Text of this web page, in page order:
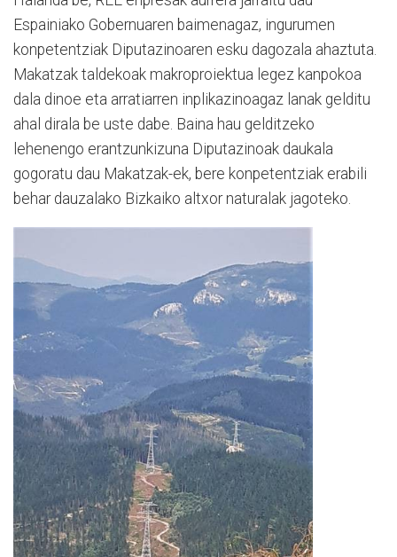
Espainiako Gobernuaren baimenagaz, ingurumen
konpetentziak Diputazinoaren esku dagozala ahaztuta.
Makatzak taldekoak makroproiektua legez kanpokoa
dala dinoe eta arratiarren inplikazinoagaz lanak gelditu
ahal dirala be uste dabe. Baina hau gelditzeko
lehenengo erantzunkizuna Diputazinoak daukala
gogoratu dau Makatzak-ek, bere konpetentziak erabili
behar dauzalako Bizkaiko altxor naturalak jagoteko.